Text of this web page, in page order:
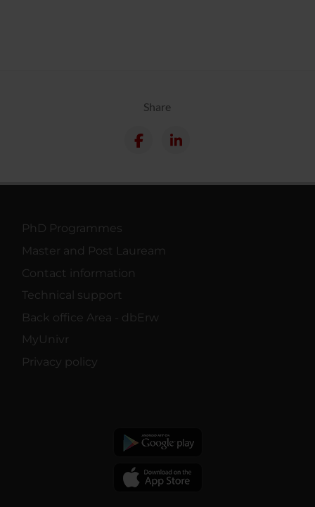
Share
PhD Programmes
Master and Post Lauream
Contact information
Technical support
Back office Area - dbErw
MyUnivr
Privacy policy